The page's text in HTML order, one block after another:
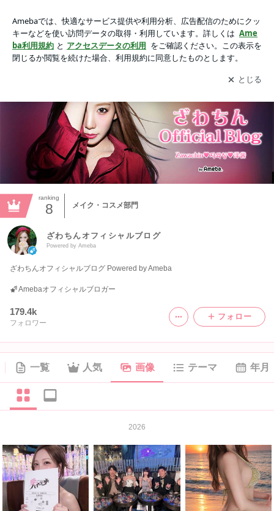
アプリをダウンロードして ブログの更新通知
を受け取りまし
ょう。
開く
ranking
8 メイク・コスメ部門
ざわちんオフィシャルブログ
Powered by Ameba
ざわちんオフィシャルブログ Powered by Ameba
Amebaオフィシャルブロガー
179.4k
フォロワー
フォロー
一覧 人気 画像 テーマ 年月
2026